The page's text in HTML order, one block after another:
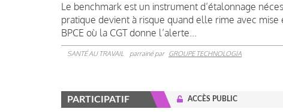
Le benchmark est un instrument d’étalonnage
pratique devient à risque quand elle rime avec
BPCE où la CGT donne l’alerte...
SANTÉ AU TRAVAIL parrainé par GROUPE TECHNOLOGIA
PARTICIPATIF ACCÈS PUBLIC